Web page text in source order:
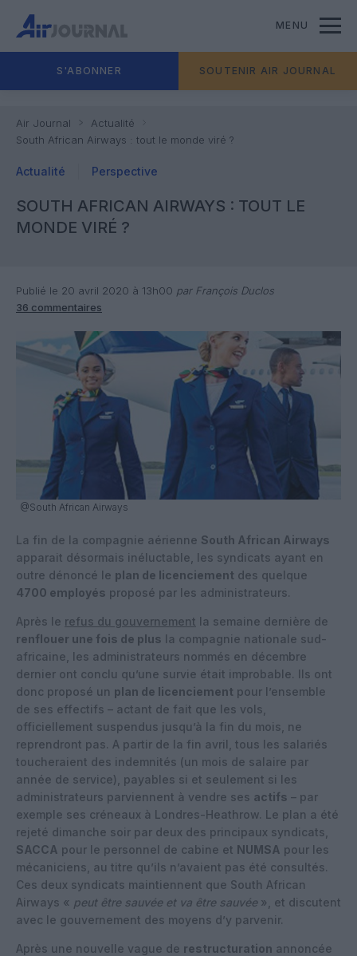
MENU
S'ABONNER SOUTENIR AIR JOURNAL
Air Journal
Actualité
South African Airways : tout le monde viré ?
Actualité Perspective
SOUTH AFRICAN AIRWAYS : TOUT LE
MONDE VIRÉ ?
Publié le 20 avril 2020 à 13h00 par François Duclos
36 commentaires
@South African Airways
La fin de la compagnie aérienne South African Airways
apparait désormais inéluctable, les syndicats ayant en
outre dénoncé le plan de licenciement des quelque
4700 employés proposé par les administrateurs.
Après le refus du gouvernement la semaine dernière de
renflouer une fois de plus la compagnie nationale sud-
africaine, les administrateurs nommés en décembre
dernier ont conclu qu’une survie était improbable. Ils ont
donc proposé un plan de licenciement pour l’ensemble
de ses effectifs – actant de fait que les vols,
officiellement suspendus jusqu’à la fin du mois, ne
reprendront pas. A partir de la fin avril, tous les salariés
toucheraient des indemnités (un mois de salaire par
année de service), payables si et seulement si les
administrateurs parviennent à vendre ses actifs – par
exemple ses créneaux à Londres-Heathrow. Le plan a été
rejeté dimanche soir par deux des principaux syndicats,
SACCA pour le personnel de cabine et NUMSA pour les
mécaniciens, au titre qu’ils n’avaient pas été consultés.
Ces deux syndicats maintiennent que South African
Airways « peut être sauvée et va être sauvée », et discutent
avec le gouvernement des moyens d’y parvenir.
Après une nouvelle vague de restructuration annoncée